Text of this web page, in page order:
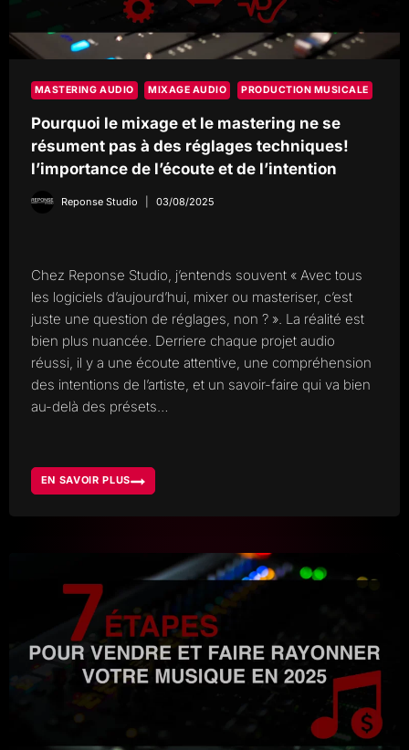
MASTERING AUDIO MIXAGE AUDIO PRODUCTION MUSICALE
Pourquoi le mixage et le mastering ne se
résument pas à des réglages techniques!
l’importance de l’écoute et de l’intention
Reponse Studio 03/08/2025
Chez Reponse Studio, j’entends souvent « Avec tous
les logiciels d’aujourd’hui, mixer ou masteriser, c’est
juste une question de réglages, non ? ». La réalité est
bien plus nuancée. Derriere chaque projet audio
réussi, il y a une écoute attentive, une compréhension
des intentions de l’artiste, et un savoir-faire qui va bien
au-delà des présets…
EN SAVOIR PLUS
POURQUOI
LE
RÉGLAGES
TECHNIQUES!
L’IMPORTANCE
L’ÉCOUTE
ET
DE
L’INTENTION